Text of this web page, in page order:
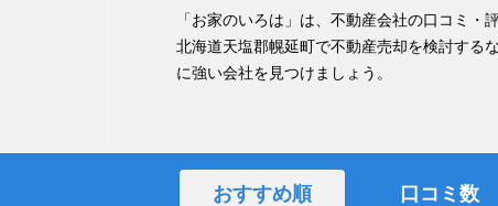
「お家のいろは」は、不動産会社の口コミ・
北海道天塩郡幌延町で不動産売却を検討する
に強い会社を見つけましょう。
おすすめ順 口コミ数